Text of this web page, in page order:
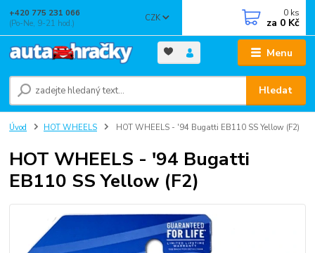
Menu
CZK
Hledat
+420 775 231 066
(Po-Ne, 9-21 hod.)
0 ks
za 0 Kč
Úvod HOT WHEELS HOT WHEELS - '94 Bugatti EB110 SS Yellow (F2)
HOT WHEELS - '94 Bugatti
EB110 SS Yellow (F2)